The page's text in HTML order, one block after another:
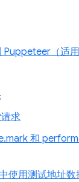
（适用
求
和
使用测试地址数